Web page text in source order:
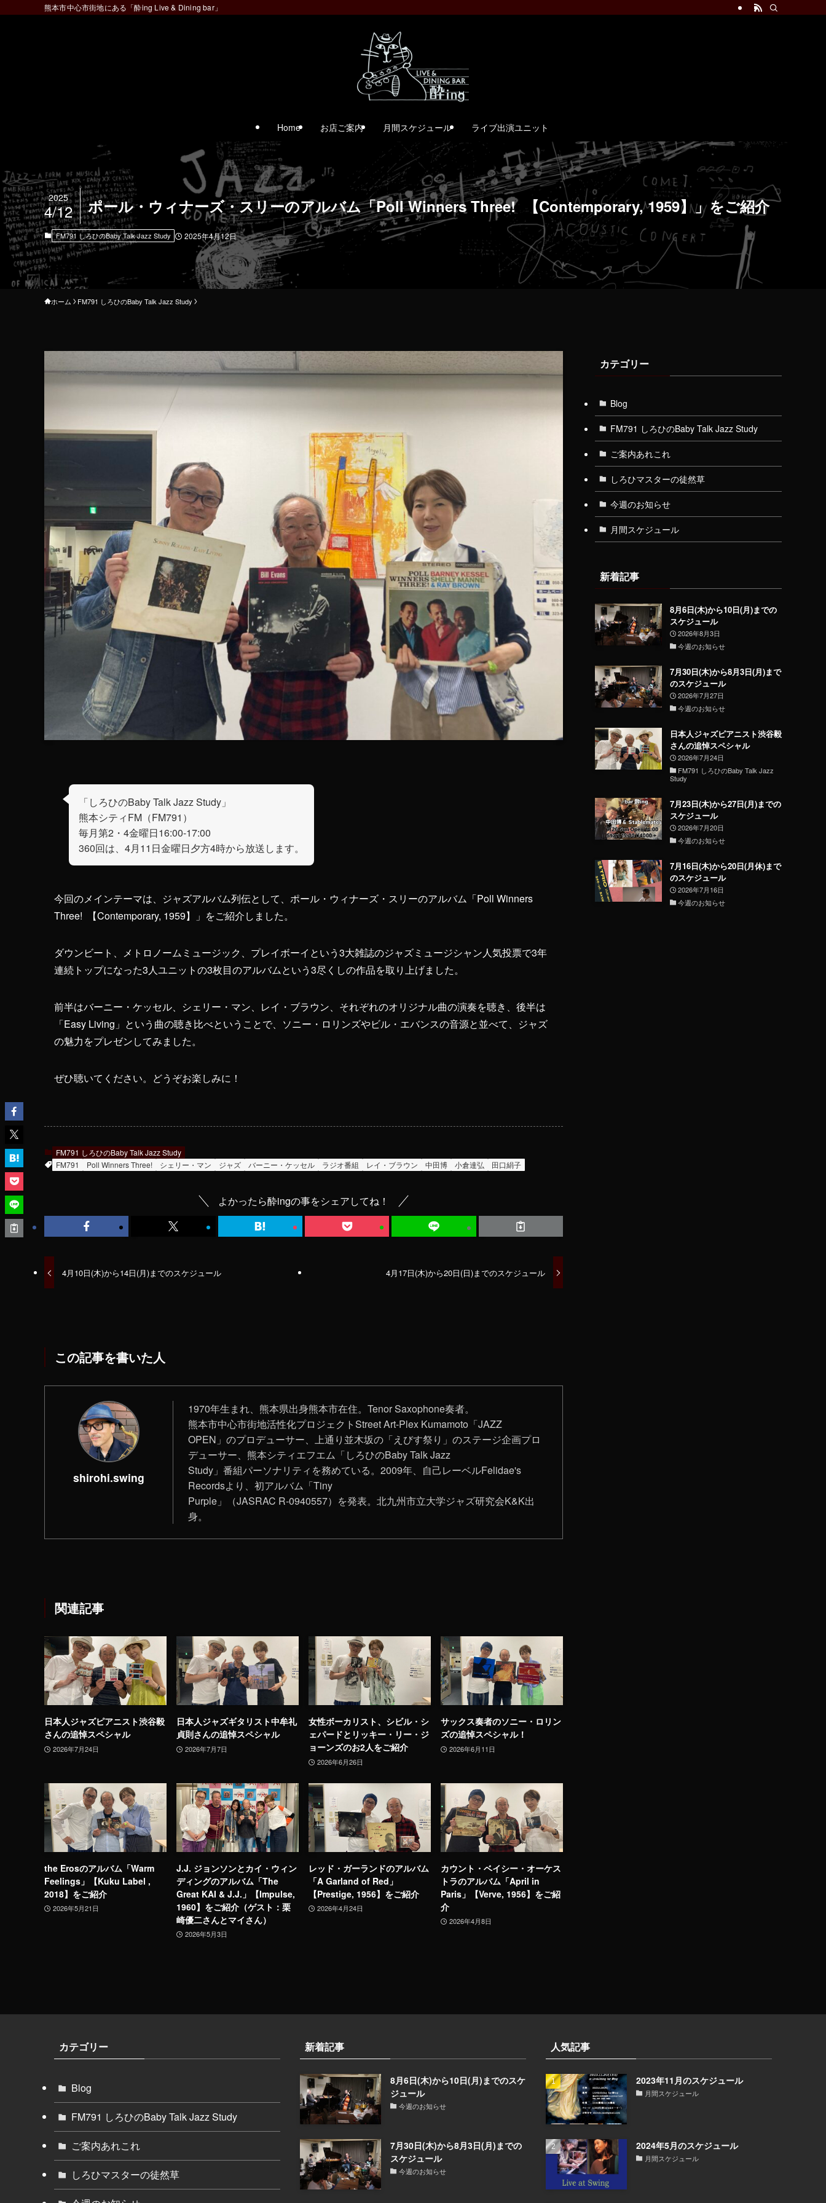
熊本市中心市街地にある「酔ing Live & Dining bar」
Home お店ご案内 月間スケジュール ライブ出演ユニット
ポール・ウィナーズ・スリーのアルバム「Poll Winners Three! 【Contemporary, 1959】」をご紹介
2025
4/12
FM791 しろひのBaby Talk Jazz Study 2025年4月12日
ホーム FM791 しろひのBaby Talk Jazz Study
「しろひのBaby Talk Jazz Study」
熊本シティFM（FM791）
毎月第2・4金曜日16:00-17:00
360回は、4月11日金曜日夕方4時から放送します。
今回のメインテーマは、ジャズアルバム列伝として、ポール・ウィナーズ・スリーのアルバム「Poll Winners
Three! 【Contemporary, 1959】」をご紹介しました。
ダウンビート、メトロノームミュージック、プレイボーイという3大雑誌のジャズミュージシャン人気投票で3年
連続トップになった3人ユニットの3枚目のアルバムという3尽くしの作品を取り上げました。
前半はバーニー・ケッセル、シェリー・マン、レイ・ブラウン、それぞれのオリジナル曲の演奏を聴き、後半は
「Easy Living」という曲の聴き比べということで、ソニー・ロリンズやビル・エバンスの音源と並べて、ジャズ
の魅力をプレゼンしてみました。
ぜひ聴いてください。どうぞお楽しみに！
FM791 しろひのBaby Talk Jazz Study
FM791
Poll Winners Three! シェリー・マン ジャズ バーニー・ケッセル ラジオ番組 レイ・ブラウン 中田博 小倉達弘 田口絹子
よかったら酔ingの事をシェアしてね！
4月10日(木)から14日(月)までのスケジュール 4月17日(木)から20日(日)までのスケジュール
この記事を書いた人
shirohi.swing
1970年生まれ、熊本県出身熊本市在住。Tenor Saxophone奏者。
‪熊本市中心市街地活性化プロジェクトStreet Art-Plex Kumamoto「JAZZ‬
OPEN」のプロデューサー、上通り並木坂の「えびす祭り」のステージ企画プロ
デューサー、熊本シティエフエム「しろひのBaby Talk Jazz
Study」番組パーソナリティを務めている。2009年、自己レーベルFelidae's
Recordsより、初アルバム「Tiny
Purple」（JASRAC R-0940557）を発表。北九州市立大学ジャズ研究会K&K出
身。
関連記事
日本人ジャズピアニスト渋谷毅
さんの追悼スペシャル
2026年7月24日
日本人ジャズギタリスト中牟礼
貞則さんの追悼スペシャル
2026年7月7日
女性ボーカリスト、シビル・シ
ェパードとリッキー・リー・ジ
ョーンズのお2人をご紹介
2026年6月26日
サックス奏者のソニー・ロリン
ズの追悼スペシャル！
2026年6月11日
the Erosのアルバム「Warm
Feelings」【Kuku Label ,
2018】をご紹介
2026年5月21日
J.J. ジョンソンとカイ・ウィン
ディングのアルバム「The
Great KAI & J.J.」【Impulse,
1960】をご紹介（ゲスト：栗
崎優二さんとマイさん）
2026年5月3日
レッド・ガーランドのアルバム
「A Garland of Red」
【Prestige, 1956】をご紹介
2026年4月24日
カウント・ベイシー・オーケス
トラのアルバム「April in
Paris」【Verve, 1956】をご紹
介
2026年4月8日
カテゴリー
Blog
FM791 しろひのBaby Talk Jazz Study
ご案内あれこれ
しろひマスターの徒然草
今週のお知らせ
月間スケジュール
新着記事
8月6日(木)から10日(月)までの
スケジュール
2026年8月3日
今週のお知らせ
7月30日(木)から8月3日(月)まで
のスケジュール
2026年7月27日
今週のお知らせ
日本人ジャズピアニスト渋谷毅
さんの追悼スペシャル
2026年7月24日
FM791 しろひのBaby Talk Jazz
Study
7月23日(木)から27日(月)までの
スケジュール
2026年7月20日
今週のお知らせ
7月16日(木)から20日(月休)まで
のスケジュール
2026年7月16日
今週のお知らせ
カテゴリー
Blog
FM791 しろひのBaby Talk Jazz Study
ご案内あれこれ
しろひマスターの徒然草
新着記事
8月6日(木)から10日(月)までのスケ
ジュール
今週のお知らせ
7月30日(木)から8月3日(月)までの
スケジュール
今週のお知らせ
人気記事
2023年11月のスケジュール
月間スケジュール
2024年5月のスケジュール
月間スケジュール